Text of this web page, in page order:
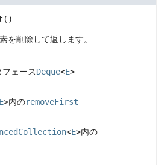
()
を削除して返します。
フェースDeque<E>
E>内のremoveFirst
<E>内の